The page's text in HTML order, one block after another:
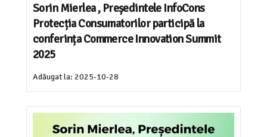
Sorin Mierlea , Președintele InfoCons
Protecția Consumatorilor participă la
conferința Commerce Innovation Summit
2025
Adăugat la: 2025-10-28